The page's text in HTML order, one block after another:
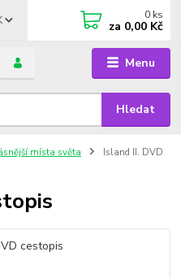
Menu
Hledat
0 ks
za 0,00 Kč
místa světa
Island II. DVD